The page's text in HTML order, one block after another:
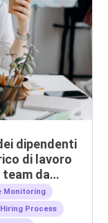
dipendenti
di lavoro
team da
Monitoring
Hiring Process